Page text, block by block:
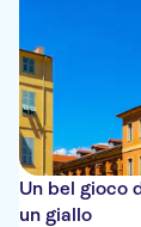
Un bel gioco
un giallo